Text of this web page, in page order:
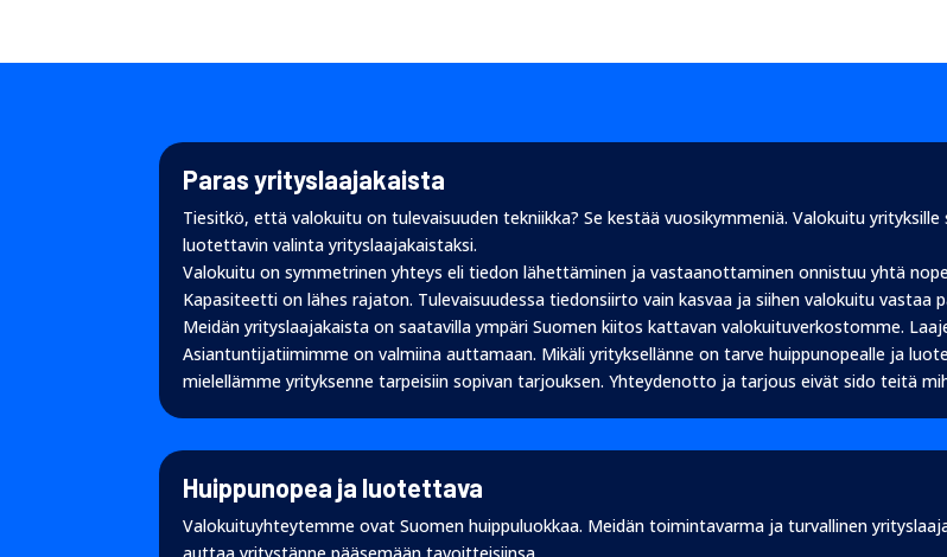
Paras yrityslaajakaista
Tiesitkö, että valokuitu on tulevaisuuden tekniikka? Se kestää vuosikymmeniä. Valokuitu
luotettavin valinta yrityslaajakaistaksi.
Valokuitu on symmetrinen yhteys eli tiedon lähettäminen ja vastaanottaminen onnistuu yhtä
Kapasiteetti on lähes rajaton. Tulevaisuudessa tiedonsiirto vain kasvaa ja siihen valokuitu vastaa
Meidän yrityslaajakaista on saatavilla ympäri Suomen kiitos kattavan valokuituverkostomme.
Asiantuntijatiimimme on valmiina auttamaan. Mikäli yrityksellänne on tarve huippunopealle ja
mielellämme yrityksenne tarpeisiin sopivan tarjouksen. Yhteydenotto ja tarjous eivät sido teitä
Huippunopea ja luotettava
Valokuituyhteytemme ovat Suomen huippuluokkaa. Meidän toimintavarma ja turvallinen